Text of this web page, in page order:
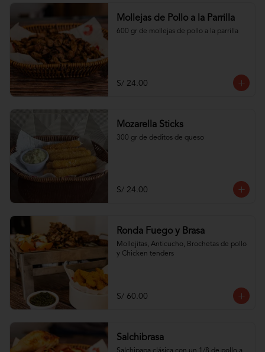
Mollejas de Pollo a la Parrilla
600 gr de mollejas de pollo a la parrilla
S/ 24.00
Mozarella Sticks
300 gr de deditos de queso
S/ 24.00
Ronda Fuego y Brasa
Mollejitas, Anticucho, Brochetas de pollo
y Chicken tenders
S/ 60.00
Salchibrasa